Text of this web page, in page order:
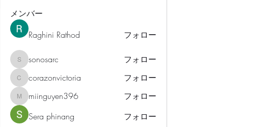
メンバー
Raghini Rathod フォロー
sonosarc
sonosarc フォロー
corazonvictoria
corazonvictoria フォロー
miinguyen396
miinguyen396
フォロー
Sera phinang
フォロー